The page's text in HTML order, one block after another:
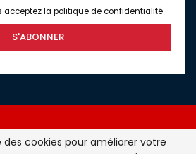
acceptez la politique de confidentialité
des cookies pour améliorer votre